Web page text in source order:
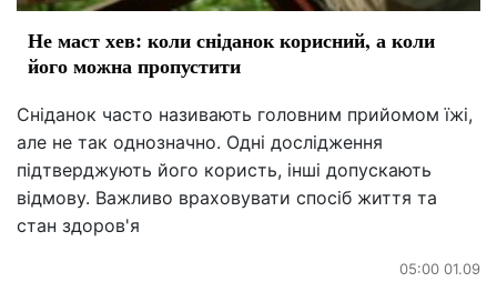
Не маст хев: коли сніданок корисний, а коли
його можна пропустити
Сніданок часто називають головним прийомом їжі,
але не так однозначно. Одні дослідження
підтверджують його користь, інші допускають
відмову. Важливо враховувати спосіб життя та
стан здоров'я
05:00 01.09